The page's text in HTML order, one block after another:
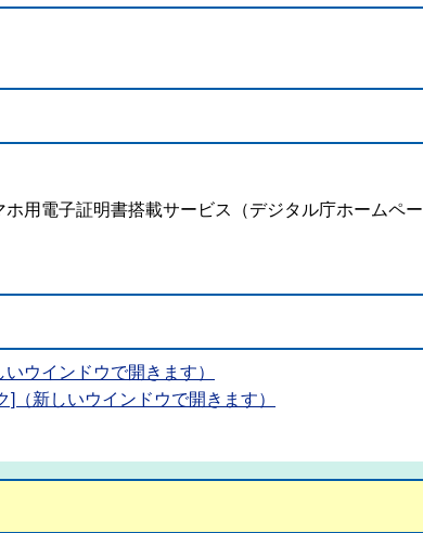
用電子証明書搭載サービス（デジタル庁ホームペー
ウインドウで開きます）
（新しいウインドウで開きます）